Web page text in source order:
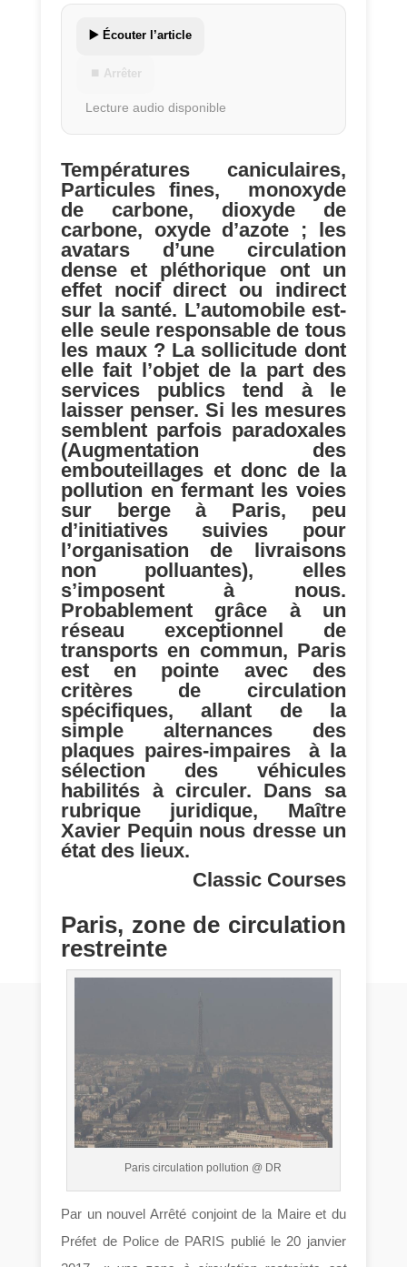
▶️ Écouter l’article
⏹ Arrêter
Lecture audio disponible
Températures caniculaires,
Particules fines, monoxyde
de carbone, dioxyde de
carbone, oxyde d’azote ; les
avatars d’une circulation
dense et pléthorique ont un
effet nocif direct ou indirect
sur la santé. L’automobile est-
elle seule responsable de tous
les maux ? La sollicitude dont
elle fait l’objet de la part des
services publics tend à le
laisser penser. Si les mesures
semblent parfois paradoxales
(Augmentation des
embouteillages et donc de la
pollution en fermant les voies
sur berge à Paris, peu
d’initiatives suivies pour
l’organisation de livraisons
non polluantes), elles
s’imposent à nous.
Probablement grâce à un
réseau exceptionnel de
transports en commun, Paris
est en pointe avec des
critères de circulation
spécifiques, allant de la
simple alternances des
plaques paires-impaires à la
sélection des véhicules
habilités à circuler. Dans sa
rubrique juridique, Maître
Xavier Pequin nous dresse un
état des lieux.
Classic Courses
Paris, zone de circulation
restreinte
Paris circulation pollution @ DR
Par un nouvel Arrêté conjoint de la Maire et du
Préfet de Police de PARIS publié le 20 janvier